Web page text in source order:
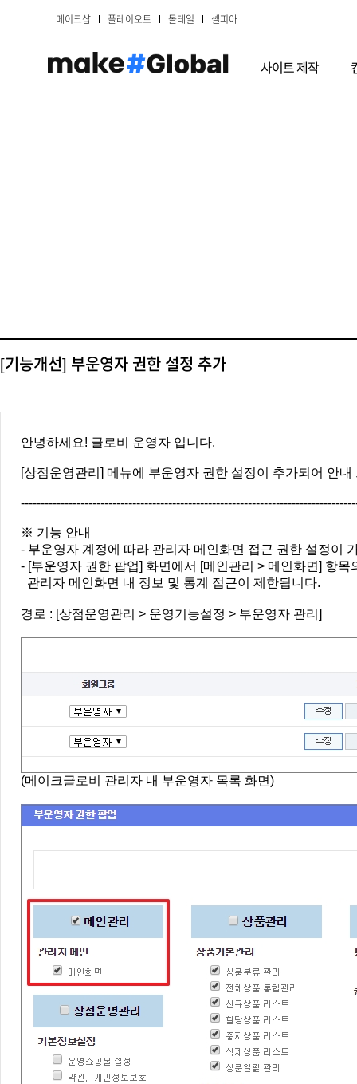
메이크샵 플레이오토 몰테일 셀피아
사이트 제작
[기능개선] 부운영자 권한 설정 추가
안녕하세요! 글로비 운영자 입니다.
[상점운영관리] 메뉴에 부운영자 권한 설정이 추가되어 안내
※ 기능 안내
- 부운영자 계정에 따라 관리자 메인화면 접근 권한 설정이
- [부운영자 권한 팝업] 화면에서 [메인관리 > 메인화면] 항목
관리자 메인화면 내 정보 및 통계 접근이 제한됩니다.
경로 : [상점운영관리 > 운영기능설정 > 부운영자 관리]
(메이크글로비 관리자 내 부운영자 목록 화면)